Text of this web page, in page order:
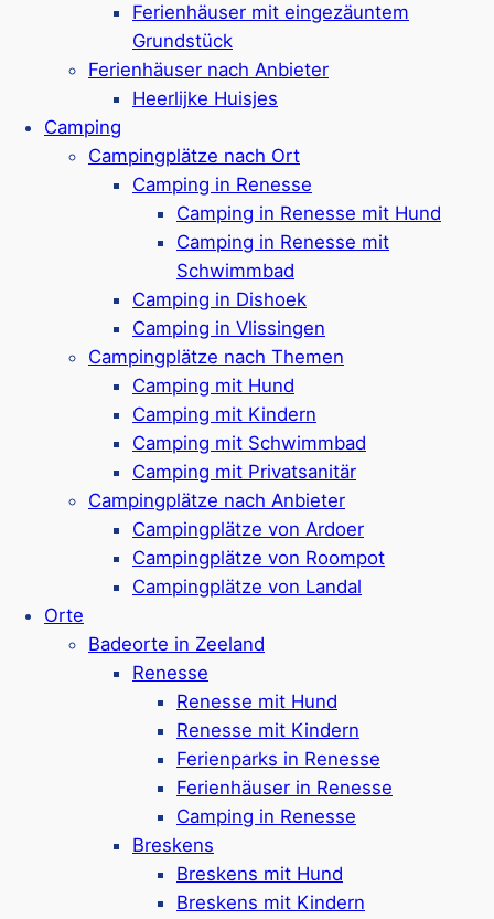
Ferienhäuser mit eingezäuntem
Grundstück
Ferienhäuser nach Anbieter
Heerlijke Huisjes
Camping
Campingplätze nach Ort
Camping in Renesse
Camping in Renesse mit Hund
Camping in Renesse mit
Schwimmbad
Camping in Dishoek
Camping in Vlissingen
Campingplätze nach Themen
Camping mit Hund
Camping mit Kindern
Camping mit Schwimmbad
Camping mit Privatsanitär
Campingplätze nach Anbieter
Campingplätze von Ardoer
Campingplätze von Roompot
Campingplätze von Landal
Orte
Badeorte in Zeeland
Renesse
Renesse mit Hund
Renesse mit Kindern
Ferienparks in Renesse
Ferienhäuser in Renesse
Camping in Renesse
Breskens
Breskens mit Hund
Breskens mit Kindern
Mehr ansehen
Beliebte Reiseziele in
Zeeland:
Renesse
Der Küstenort Renesseüberzeugt mit
seinem breite Sandstrand, der
besonders bei Wassersportlern und
Sonnenanbetern beliebt ist. Aber auch
kulturelle und actionreiche Aktivitäten
gibt es zur Genüge.
Mehr ansehen
Zoutelande
Der beliebte BadeortZoutelandeist
ein wahres Sonnenparadies, wo der
Strand und das Rauschen der Wellen
zum Träumen und Entspannen
einladen. Ein wahrlich toller Ortan der
niederlländischen Küste!